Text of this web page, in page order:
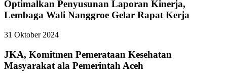
Optimalkan Penyusunan Laporan Kinerja,
Lembaga Wali Nanggroe Gelar Rapat Kerja
31 Oktober 2024
JKA, Komitmen Pemerataan Kesehatan
Masyarakat ala Pemerintah Aceh